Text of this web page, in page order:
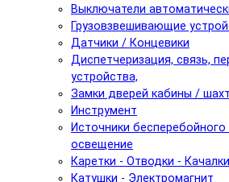
Выключатели
Грузовзвешивающие
Датчики / Концевики
Диспетчеризация, связь,
устройства,
Замки дверей кабины /
Инструмент
Источники
освещение
Каретки - Отводки - Качалки
Катушки - Электромагнит